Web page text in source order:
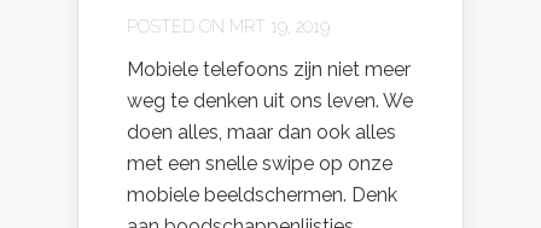
POSTED ON MRT 19, 2019
Mobiele telefoons zijn niet meer
weg te denken uit ons leven. We
doen alles, maar dan ook alles
met een snelle swipe op onze
mobiele beeldschermen. Denk